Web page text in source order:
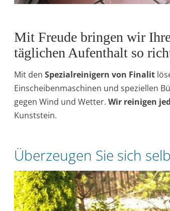
Mit Freude bringen wir
täglichen Aufenthalt so
Mit den Spezialreinigern von Finalit
Einscheibenmaschinen und speziellen
gegen Wind und Wetter. Wir reinigen
Kunststein.
Überzeugen Sie sich